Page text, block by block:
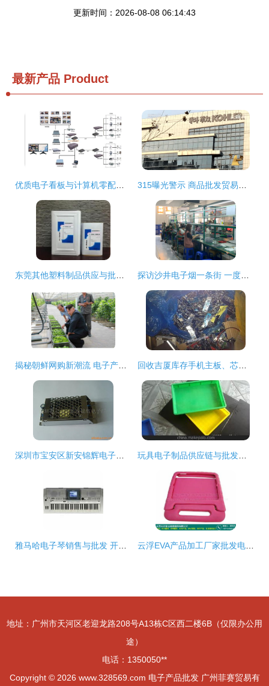
更新时间：2026-08-08 06:14:43
最新产品 Product
地址：广州市天河区老迎龙路208号A13栋C区西二楼6B（仅限办公用
途）
电话：1350050**
Copyright © 2026 www.328569.com 电子产品批发 广州菲赛贸易有